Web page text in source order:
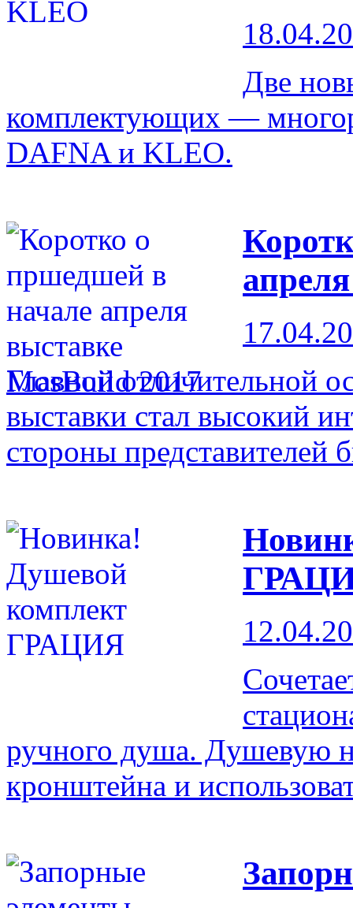
Две
комплектующих —
DAFNA и KLEO.
Главной отличительной
выставки стал высокий
стороны
ручного душа. Душевую
кронштейна и